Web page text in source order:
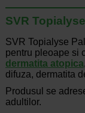
SVR
SVR Topialyse
pentru pleoape si
dermatita atopica
difuza, dermatita
Produsul se
adultilor.